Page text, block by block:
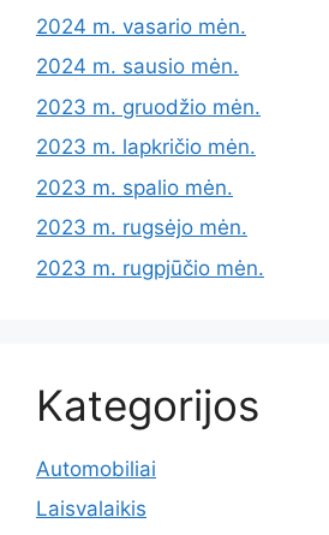
2024 m. vasario mėn.
2024 m. sausio mėn.
2023 m. gruodžio mėn.
2023 m. lapkričio mėn.
2023 m. spalio mėn.
2023 m. rugsėjo mėn.
2023 m. rugpjūčio mėn.
Kategorijos
Automobiliai
Laisvalaikis